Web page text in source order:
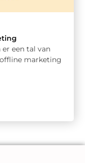
een tal van
marketing